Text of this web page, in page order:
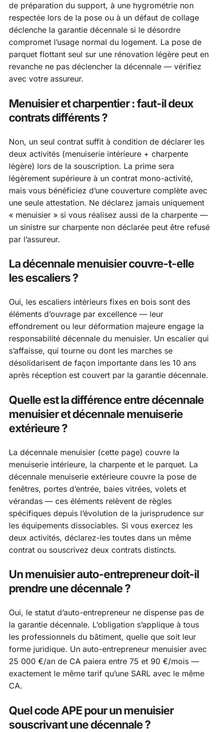
de préparation du support, à une hygrométrie non
respectée lors de la pose ou à un défaut de collage
déclenche la garantie décennale si le désordre
compromet l’usage normal du logement. La pose de
parquet flottant seul sur une rénovation légère peut en
revanche ne pas déclencher la décennale — vérifiez
avec votre assureur.
Menuisier et charpentier : faut-il deux
contrats différents ?
Non, un seul contrat suffit à condition de déclarer les
deux activités (menuiserie intérieure + charpente
légère) lors de la souscription. La prime sera
légèrement supérieure à un contrat mono-activité,
mais vous bénéficiez d’une couverture complète avec
une seule attestation. Ne déclarez jamais uniquement
« menuisier » si vous réalisez aussi de la charpente —
un sinistre sur charpente non déclarée peut être refusé
par l’assureur.
La décennale menuisier couvre-t-elle
les escaliers ?
Oui, les escaliers intérieurs fixes en bois sont des
éléments d’ouvrage par excellence — leur
effondrement ou leur déformation majeure engage la
responsabilité décennale du menuisier. Un escalier qui
s’affaisse, qui tourne ou dont les marches se
désolidarisent de façon importante dans les 10 ans
après réception est couvert par la garantie décennale.
Quelle est la différence entre décennale
menuisier et décennale menuiserie
extérieure ?
La décennale menuisier (cette page) couvre la
menuiserie intérieure, la charpente et le parquet. La
décennale menuiserie extérieure couvre la pose de
fenêtres, portes d’entrée, baies vitrées, volets et
vérandas — ces éléments relèvent de règles
spécifiques depuis l’évolution de la jurisprudence sur
les équipements dissociables. Si vous exercez les
deux activités, déclarez-les toutes dans un même
contrat ou souscrivez deux contrats distincts.
Un menuisier auto-entrepreneur doit-il
prendre une décennale ?
Oui, le statut d’auto-entrepreneur ne dispense pas de
la garantie décennale. L’obligation s’applique à tous
les professionnels du bâtiment, quelle que soit leur
forme juridique. Un auto-entrepreneur menuisier avec
25 000 €/an de CA paiera entre 75 et 90 €/mois —
exactement le même tarif qu’une SARL avec le même
CA.
Quel code APE pour un menuisier
souscrivant une décennale ?